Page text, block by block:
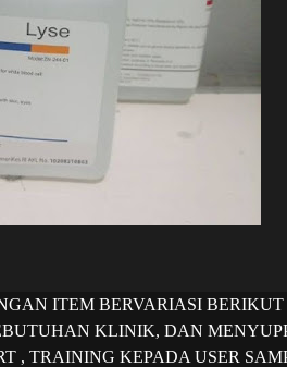
ITEM BERVARIASI BERIKUT
KLINIK, DAN
, TRAINING KEPADA USER